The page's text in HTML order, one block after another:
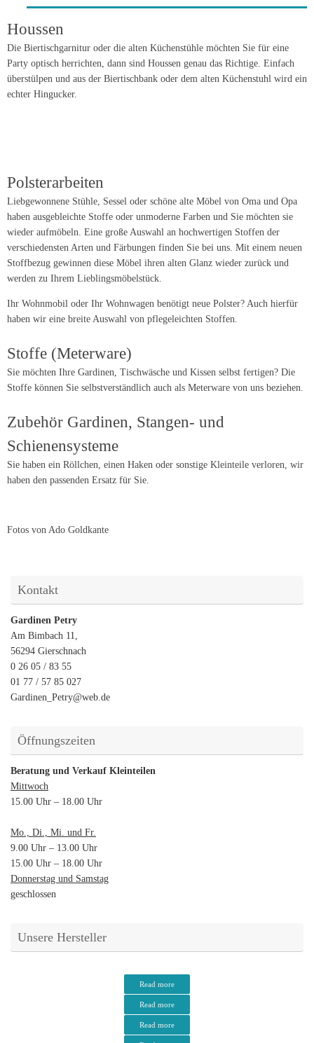
Houssen
Die Biertischgarnitur oder die alten Küchenstühle möchten Sie für eine
Party optisch herrichten, dann sind Houssen genau das Richtige. Einfach
überstülpen und aus der Biertischbank oder dem alten Küchenstuhl wird ein
echter Hingucker.
Polsterarbeiten
Liebgewonnene Stühle, Sessel oder schöne alte Möbel von Oma und Opa
haben ausgebleichte Stoffe oder unmoderne Farben und Sie möchten sie
wieder aufmöbeln. Eine große Auswahl an hochwertigen Stoffen der
verschiedensten Arten und Färbungen finden Sie bei uns. Mit einem neuen
Stoffbezug gewinnen diese Möbel ihren alten Glanz wieder zurück und
werden zu Ihrem Lieblingsmöbelstück.
Ihr Wohnmobil oder Ihr Wohnwagen benötigt neue Polster? Auch hierfür
haben wir eine breite Auswahl von pflegeleichten Stoffen.
Stoffe (Meterware)
Sie möchten Ihre Gardinen, Tischwäsche und Kissen selbst fertigen? Die
Stoffe können Sie selbstverständlich auch als Meterware von uns beziehen.
Zubehör Gardinen, Stangen- und
Schienensysteme
Sie haben ein Röllchen, einen Haken oder sonstige Kleinteile verloren, wir
haben den passenden Ersatz für Sie.
Fotos von Ado Goldkante
Kontakt
Gardinen Petry
Am Bimbach 11,
56294 Gierschnach
0 26 05 / 83 55
01 77 / 57 85 027
Gardinen_Petry@web.de
Öffnungszeiten
Beratung und Verkauf Kleinteilen
Mittwoch
15.00 Uhr – 18.00 Uhr
Mo., Di., Mi. und Fr.
9.00 Uhr – 13.00 Uhr
15.00 Uhr – 18.00 Uhr
Donnerstag und Samstag
geschlossen
Unsere Hersteller
Read more
Read more
Read more